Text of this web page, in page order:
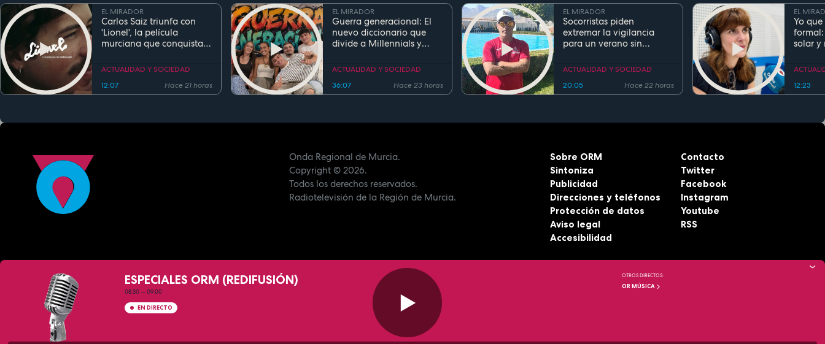
EL MIRADOR
Carlos Saiz triunfa con
'Lionel', la película
murciana que conquista
estreno
ACTUALIDAD Y SOCIEDAD
12:07
Hace 21 horas
EL MIRADOR
Guerra generacional: El
nuevo diccionario que
divide a Millennials y
ACTUALIDAD Y SOCIEDAD
36:07
Hace 23 horas
EL MIRADOR
Socorristas piden
extremar la vigilancia
para un verano sin
regla de los 5 segundos
ACTUALIDAD Y SOCIEDAD
20:05
Hace 22 horas
EL
Yo
solar y
12:23
Onda Regional de Murcia.
Copyright© 2026.
Todos los derechos reservados.
Radiotelevisión de la Región de Murcia.
Sobre ORM
Sintoniza
Publicidad
Direcciones y teléfonos
Protección de datos
Aviso legal
Accesibilidad
Contacto
Twitter
Facebook
Instagram
Youtube
RSS
ESPECIALES ORM (REDIFUSIÓN)
08:30—09:00
EN DIRECTO
OTROS DIRECTOS:
OR MÚSICA